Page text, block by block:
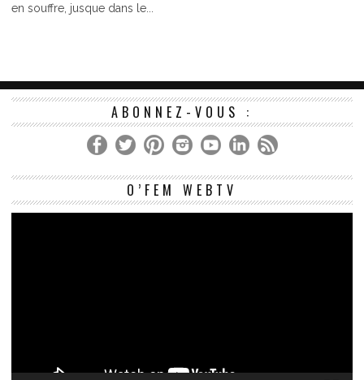
en souffre, jusque dans le...
ABONNEZ-VOUS :
O’FEM WEBTV